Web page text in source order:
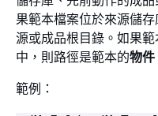
果範本檔案位於來源儲
源或成品根目錄。如果
中，則路徑是範本的物件
範例：